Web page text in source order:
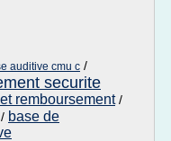
auditive cmu c /
securite
remboursement/
/ base de